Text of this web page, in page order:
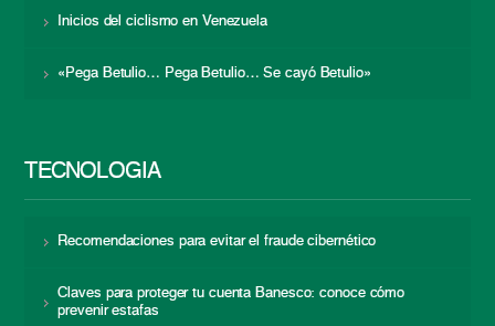
Inicios del ciclismo en Venezuela
«Pega Betulio… Pega Betulio… Se cayó Betulio»
TECNOLOGÍA
Recomendaciones para evitar el fraude cibernético
Claves para proteger tu cuenta Banesco: conoce cómo
prevenir estafas